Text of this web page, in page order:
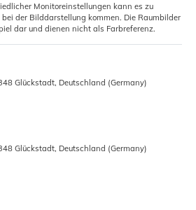
Monitoreinstellungen kann es zu
der Bilddarstellung kommen. Die Raumbilder
dar und dienen nicht als Farbreferenz.
Glückstadt, Deutschland (Germany)
Glückstadt, Deutschland (Germany)